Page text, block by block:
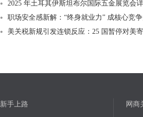
2025 年土耳其伊斯坦布尔国际五金展览会
职场安全感新解：“终身就业力” 成核心竞争
美关税新规引发连锁反应：25 国暂停对美
新手上路 网商